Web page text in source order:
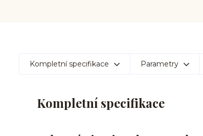
Kompletní specifikace Parametry
Kompletní specifikace